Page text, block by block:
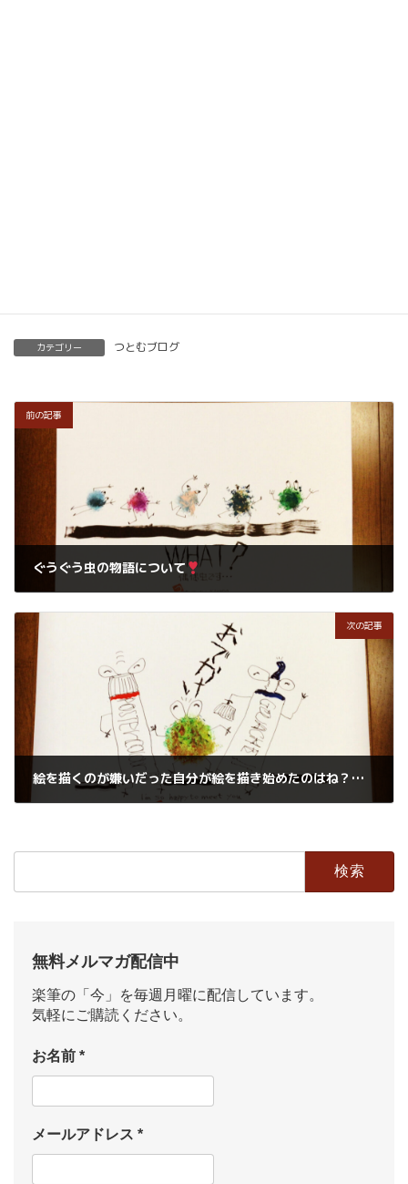
カテゴリー つとむブログ
前の記事
ぐうぐう虫の物語について
次の記事
絵を描くのが嫌いだった自分が絵を描き始めたのはね？絵を描いてる自分が好きみたい
無料メルマガ配信中
楽筆の「今」を毎週月曜に配信しています。
気軽にご購読ください。
お名前 *
メールアドレス *